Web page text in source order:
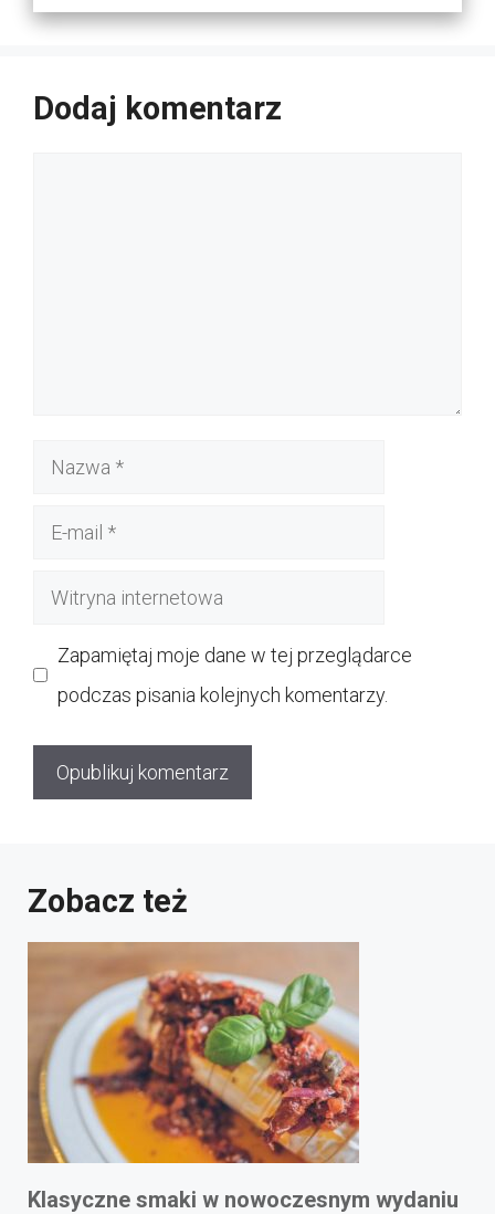
Dodaj komentarz
Nazwa
Witryna
Zapamiętaj moje dane w tej przeglądarce
podczas pisania kolejnych komentarzy.
Zobacz też
Klasyczne smaki w nowoczesnym wydaniu